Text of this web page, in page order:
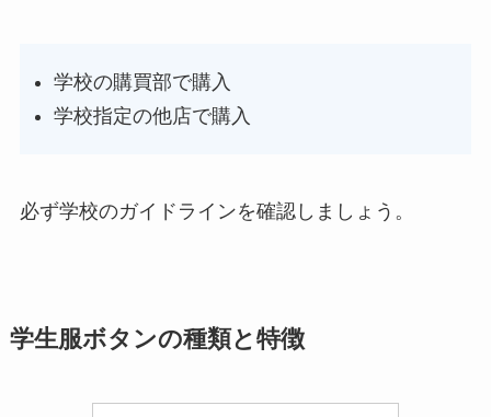
学校の購買部で購入
学校指定の他店で購入
必ず学校のガイドラインを確認しましょう。
学生服ボタンの種類と特徴